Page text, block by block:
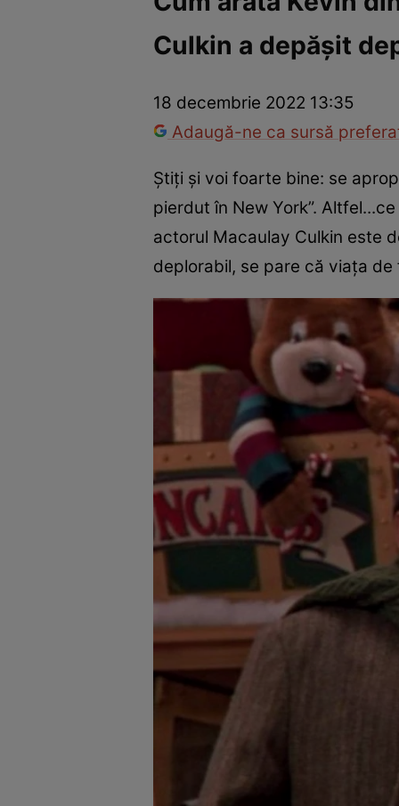
Românii au talentSurvivor România
Culkin a depășit
18 decembrie 2022 13:35
Adaugă-ne ca sursă
Știți și voi foarte bine: se
pierdut în New York”.
actorul Macaulay Culkin este
deplorabil, se pare că viața